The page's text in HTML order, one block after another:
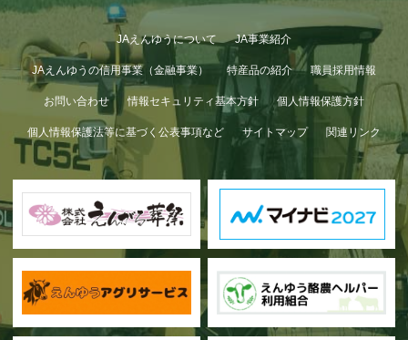
GWも終わり…
JAえんゆうについて JA事業紹介
JAえんゆうの信用事業（金融事業） 特産品の紹介 職員採用情報
お問い合わせ 情報セキュリティ基本方針 個人情報保護方針
個人情報保護法等に基づく公表事項など サイトマップ 関連リンク